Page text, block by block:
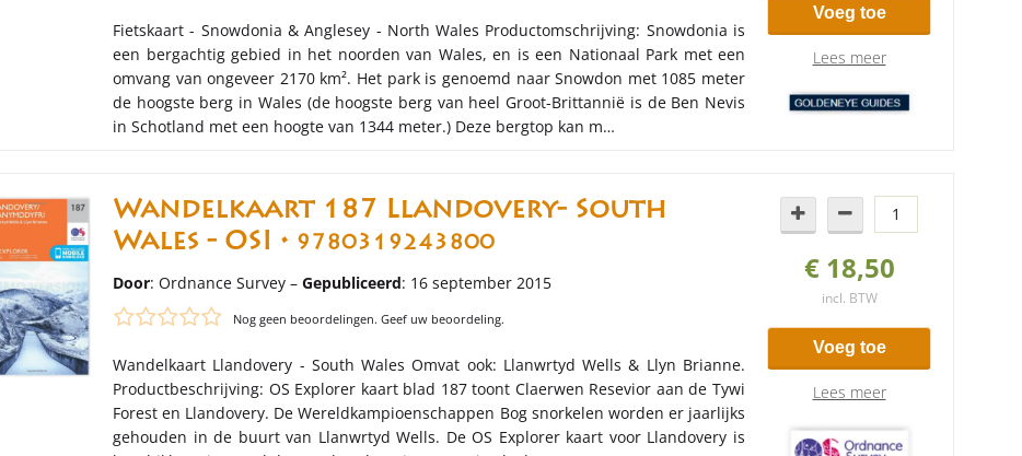
Voeg toe
Lees meer
Fietskaart - Snowdonia & Anglesey - North Wales Productomschrijving: Snowdonia is
een bergachtig gebied in het noorden van Wales, en is een Nationaal Park met een
omvang van ongeveer 2170 km². Het park is genoemd naar Snowdon met 1085 meter
de hoogste berg in Wales (de hoogste berg van heel Groot-Brittannië is de Ben Nevis
in Schotland met een hoogte van 1344 meter.) Deze bergtop kan m…
€ 18,50
incl. BTW
Voeg toe
Lees meer
Wandelkaart 187 Llandovery- South
Wales - OSI • 9780319243800
Door: Ordnance Survey – Gepubliceerd: 16 september 2015
Nog geen beoordelingen. Geef uw beoordeling.
Wandelkaart Llandovery - South Wales Omvat ook: Llanwrtyd Wells & Llyn Brianne.
Productbeschrijving: OS Explorer kaart blad 187 toont Claerwen Resevior aan de Tywi
Forest en Llandovery. De Wereldkampioenschappen Bog snorkelen worden er jaarlijks
gehouden in de buurt van Llanwrtyd Wells. De OS Explorer kaart voor Llandovery is